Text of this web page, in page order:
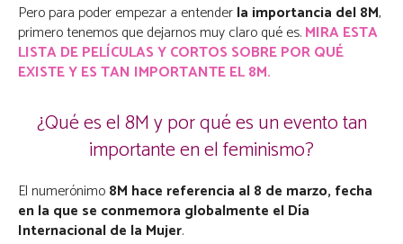
Pero para poder empezar a entenderla importancia del 8M,
primero tenemos que dejarnos muy claro qué es.MIRA ESTA
LISTA DE PELÍCULAS Y CORTOS SOBRE POR QUÉ
EXISTE Y ES TAN IMPORTANTE EL 8M.
¿Qué es el 8M y por qué es un evento tan
importante en el feminismo?
El numerónimo8M hace referencia al 8 de marzo, fecha
en la que se conmemora globalmente el Día
Internacional de la Mujer.